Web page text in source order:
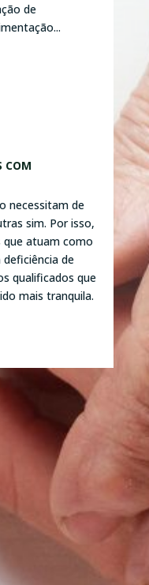
de
COM
necessitam de
sim. Por isso,
que atuam como
de
qualificados que
mais tranquila.